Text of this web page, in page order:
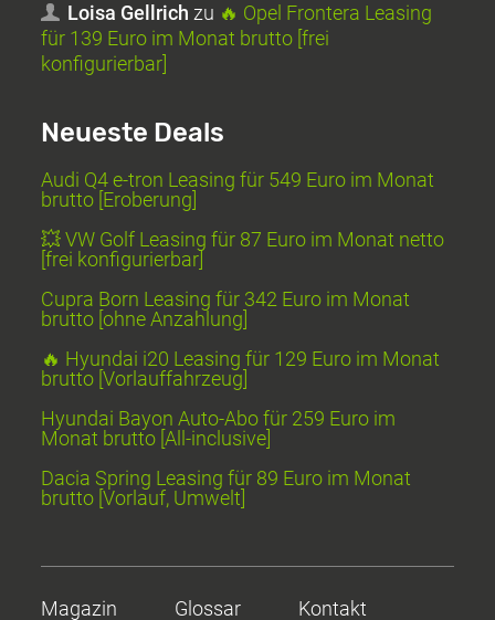
Loisa Gellrich zu 🔥 Opel Frontera Leasing
für 139 Euro im Monat brutto [frei
konfigurierbar]
Neueste Deals
Audi Q4 e-tron Leasing für 549 Euro im Monat
brutto [Eroberung]
💥 VW Golf Leasing für 87 Euro im Monat netto
[frei konfigurierbar]
Cupra Born Leasing für 342 Euro im Monat
brutto [ohne Anzahlung]
🔥 Hyundai i20 Leasing für 129 Euro im Monat
brutto [Vorlauffahrzeug]
Hyundai Bayon Auto-Abo für 259 Euro im
Monat brutto [All-inclusive]
Dacia Spring Leasing für 89 Euro im Monat
brutto [Vorlauf, Umwelt]
Magazin Glossar Kontakt